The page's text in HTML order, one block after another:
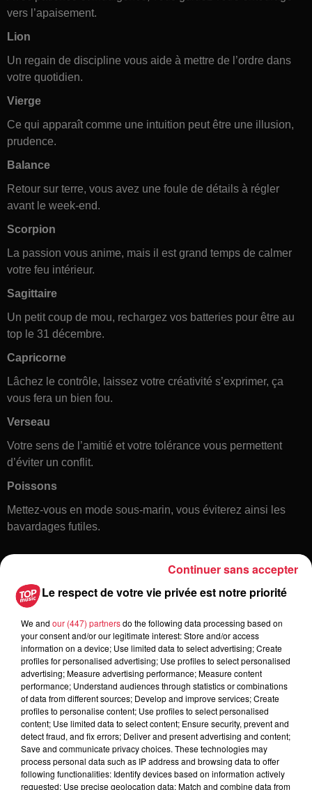
vers l’apaisement.
Lion
Un regain de discipline vous aide à mettre de l’ordre dans
votre quotidien.
Vierge
Ce qui apparaît comme une intuition peut être une illusion,
prudence.
Balance
Retour sur terre, vous avez une foule de détails à régler
avant le week-end.
Scorpion
La passion vous anime, mais il est grand temps de calmer
votre feu intérieur.
Sagittaire
Un petit coup de mou, rechargez vos batteries pour être au
top le 31 décembre.
Capricorne
Lâchez le contrôle, laissez votre créativité s’exprimer, ça
vous fera un bien fou.
Verseau
Votre sens de l’amitié et votre tolérance vous permettent
d’éviter un conflit.
Poissons
Mettez-vous en mode sous-marin, vous éviterez ainsi les
bavardages futiles.
Toute l'actu
6 août 2026
À Hoerdt, de l’eau brune sort des
robinets
Le respect de votre vie privée est notre priorité
We and our (447) partnersdo the following data processing based on
your consent and/or our legitimate interest: Store and/or access
information on a device; Use limited data to select advertising; Create
profiles for personalised advertising; Use profiles to select personalised
advertising; Measure advertising performance; Measure content
performance; Understand audiences through statistics or combinations
of data from different sources; Develop and improve services; Create
profiles to personalise content; Use profiles to select personalised
content; Use limited data to select content; Ensure security, prevent and
detect fraud, and fix errors; Deliver and present advertising and content;
Save and communicate privacy choices. These technologies may
process personal data such as IP address and browsing data to offer
following functionalities: Identify devices based on information actively
requested; Use precise geolocation data; Match and combine data from
Continuer sans accepter